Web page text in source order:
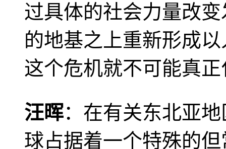
过具体的社会力量改
的地基之上重新形成
这个危机就不可能真
汪晖：在有关东北亚
球占据着一个特殊的